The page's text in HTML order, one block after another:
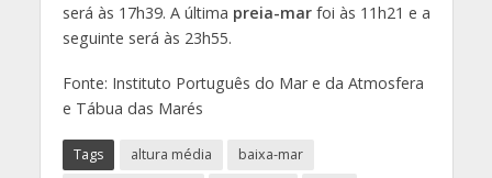
será às 17h39. A última preia-marfoi às 11h21 e a
seguinte será às 23h55.
Fonte: Instituto Português do Mar e da Atmosfera
e Tábua das Marés
Tags altura média
baixa-mar